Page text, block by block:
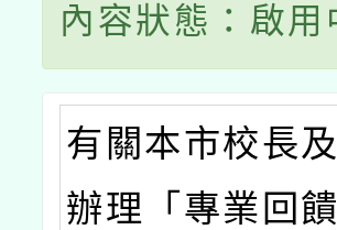
內容狀態：啟用
有關本市校長
辦理「專業回